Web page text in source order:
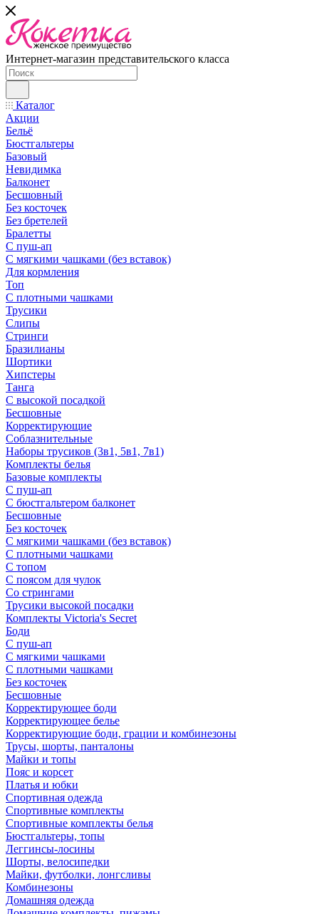
Интернет-магазин представительского класса
Каталог
Акции
Бельё
Бюстгальтеры
Базовый
Невидимка
Балконет
Бесшовный
Без косточек
Без бретелей
Бралетты
С пуш-ап
С мягкими чашками (без вставок)
Для кормления
Топ
С плотными чашками
Трусики
Слипы
Стринги
Бразилианы
Шортики
Хипстеры
Танга
С высокой посадкой
Бесшовные
Корректирующие
Соблазнительные
Наборы трусиков (3в1, 5в1, 7в1)
Комплекты белья
Базовые комплекты
С пуш-ап
С бюстгальтером балконет
Бесшовные
Без косточек
С мягкими чашками (без вставок)
С плотными чашками
С топом
С поясом для чулок
Со стрингами
Трусики высокой посадки
Комплекты Victoria's Secret
Боди
С пуш-ап
С мягкими чашками
С плотными чашками
Без косточек
Бесшовные
Корректирующее боди
Корректирующее белье
Корректирующие боди, грации и комбинезоны
Трусы, шорты, панталоны
Майки и топы
Пояс и корсет
Платья и юбки
Спортивная одежда
Спортивные комплекты
Спортивные комплекты белья
Бюстгальтеры, топы
Леггинсы-лосины
Шорты, велосипедки
Майки, футболки, лонгсливы
Комбинезоны
Домашняя одежда